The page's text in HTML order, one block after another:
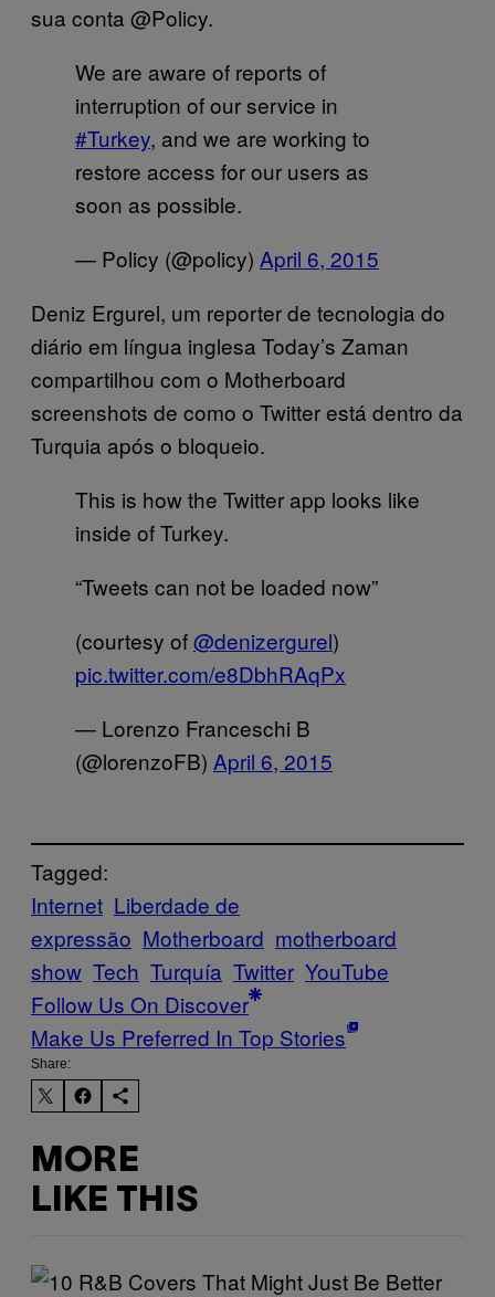
sua conta @Policy.
We are aware of reports of
interruption of our service in
#Turkey, and we are working to
restore access for our users as
soon as possible.
— Policy (@policy) April 6, 2015
Deniz Ergurel, um reporter de tecnologia do
diário em língua inglesa Today’s Zaman
compartilhou com o Motherboard
screenshots de como o Twitter está dentro da
Turquia após o bloqueio.
This is how the Twitter app looks like
inside of Turkey.
“Tweets can not be loaded now”
(courtesy of@denizergurel)
pic.twitter.com/e8DbhRAqPx
— Lorenzo Franceschi B
(@lorenzoFB) April 6, 2015
Tagged:
Internet Liberdade de
expressão Motherboard motherboard
show Tech Turquía Twitter YouTube
Follow Us On Discover
Make Us Preferred In Top Stories
Share:
MORE
LIKE THIS